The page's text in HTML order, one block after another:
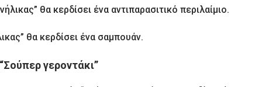
θα κερδίσει ένα αντιπαρασιτικό περιλαίμιο.
θα κερδίσει ένα σαμπουάν.
γεροντάκι”